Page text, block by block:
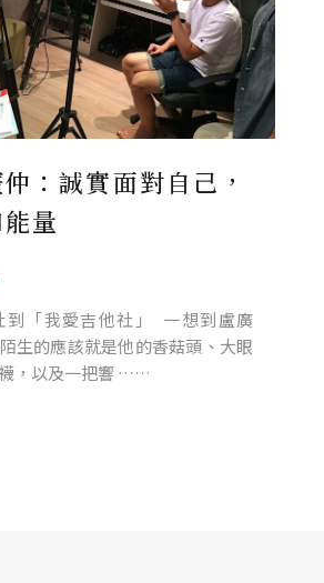
：誠實面對自己，
量
到「我愛吉他社」 一想到盧廣
生的應該就是他的香菇頭、大眼
，以及一把響 ……